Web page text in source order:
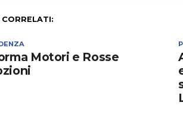
Motori e Rosse